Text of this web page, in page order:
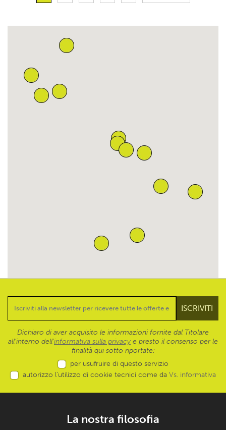
Dichiaro di aver acquisito le informazioni fornite dal Titolare
all’interno dell'informativa sulla privacy e presto il consenso per le
finalità qui sotto riportate:
per usufruire di questo servizio
autorizzo l’utilizzo di cookie tecnici come da Vs. informativa
La nostra filosofia